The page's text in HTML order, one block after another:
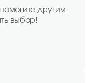
другим
выбор!